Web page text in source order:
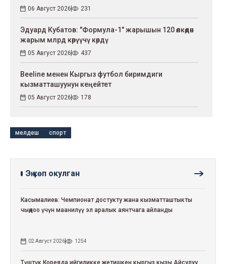
06 Август 2026 231
Эдуард Кубатов: "Формула-1" жарышын 120 өлкөдөн
жарым млрд көрүүчү көрдү
05 Август 2026 437
Beeline менен Кыргыз футбол биримдиги
кызматташуунун кеңейтет
05 Август 2026 178
мелдеш спорт
Эң көп окулган
Касымалиев: Чемпионат достукту жана кызматташтыкты
чыңдоо үчүн маанилүү эл аралык аянтчага айланды
02 Август 2026 1254
Түштүк Кореяда ийгиликке жетишкен кыргыз кызы Айсулуу